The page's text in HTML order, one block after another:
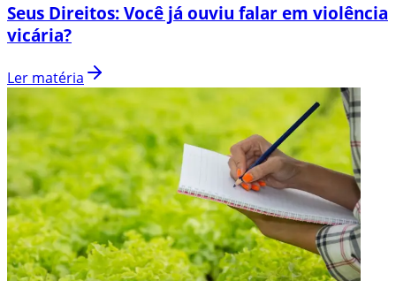
Seus Direitos: Você já ouviu falar em violência
vicária?
Ler matéria